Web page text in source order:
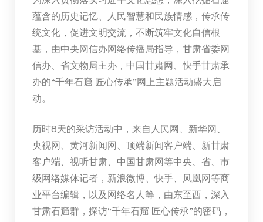
蕴含的历史记忆、人民智慧和民族情感，传承传
统文化，促进文明交流，不断筑牢文化自信根
基，由中央网信办网络传播局指导，甘肃省委网
信办、省文物局主办，中国甘肃网、快手甘肃承
办的“千年石窟 匠心传承”网上主题活动盛大启
动。
历时8天的采访活动中，来自人民网、新华网、
央视网、黄河新闻网、顶端新闻客户端、新甘肃
客户端、视听甘肃、中国甘肃网等中央、省、市
级网络媒体记者，新浪微博、快手、凤凰网等商
业平台编辑，以及网络名人等，由东至西，深入
甘肃石窟群，探访“千年石窟 匠心传承”的密码，